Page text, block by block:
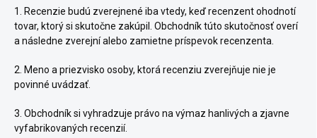
1. Recenzie budú zverejnené iba vtedy, keď recenzent ohodnotí
tovar, ktorý si skutočne zakúpil. Obchodník túto skutočnosť overí
a následne zverejní alebo zamietne príspevok recenzenta.
2. Meno a priezvisko osoby, ktorá recenziu zverejňuje nie je
povinné uvádzať.
3. Obchodník si vyhradzuje právo na výmaz hanlivých a zjavne
vyfabrikovaných recenzií.